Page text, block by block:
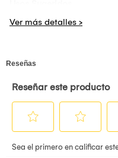
de volumen), tanto para
tarde o en cualquier
minutos después del
Para un delicioso batido
BIGM, en 400ml de
proteína puede generar
Advertencia
No administrar en
de lactancia.